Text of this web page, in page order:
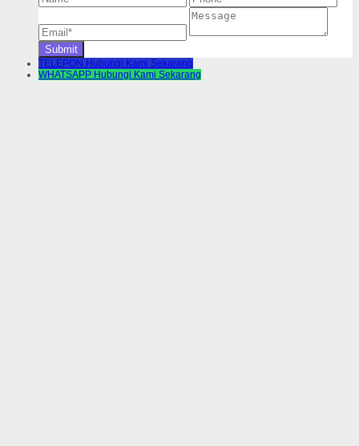
TELEPON Hubungi Kami Sekarang
WHATSAPP Hubungi Kami Sekarang